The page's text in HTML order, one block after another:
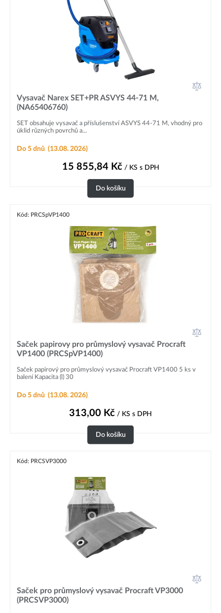
Vysavač Narex SET+PR ASVYS 44-71 M,
(NA65406760)
SET obsahuje vysavač a příslušenství ASVYS 44-71 M, vhodný pro
úklid různých povrchů a...
Do 5 dnů (13.08. 2026)
15 855,84 Kč/ KS s DPH
Do košíku
Kód: PRCSpVP1400
Saček papirovy pro průmyslový vysavač Procraft
VP1400 (PRCSpVP1400)
Saček papirový pro průmyslový vysavač Procraft VP1400 5 ks v
balení Kapacita (l) 30
Do 5 dnů (13.08. 2026)
313,00 Kč / KS s DPH
Do košíku
Kód: PRCSVP3000
Saček pro průmyslový vysavač Procraft VP3000
(PRCSVP3000)